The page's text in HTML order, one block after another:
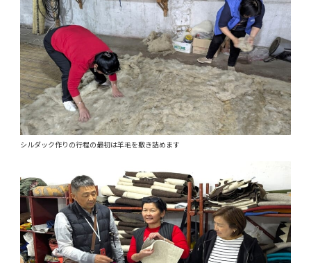
シルダック作りの行程の最初は羊毛を敷き詰めます